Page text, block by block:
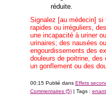
réduite.
Signalez [au médecin]
rapides ou irréguliers,
une incapacité à uriner
urinaires; des nausées
engourdissements des
douleurs de poitrine, des
un gonflement ou des
00:15 Publié dans Effets
Commentaires (5)| Tags :